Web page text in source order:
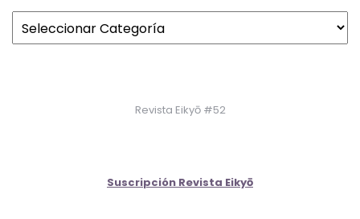
Revista Eikyō #52
Suscripción Revista Eikyō